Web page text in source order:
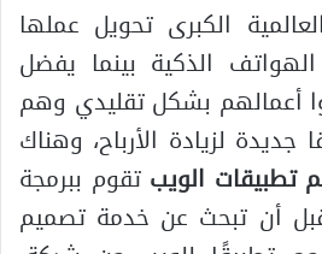
الكبرى تحويل عملها
الذكية بينما يفضل
أعمالهم بشكل تقليدي وهم
جديدة لزيادة الأرباح، وهناك
تطبيقات الويب تقوم ببرمجة
أن تبحث عن خدمة تصميم